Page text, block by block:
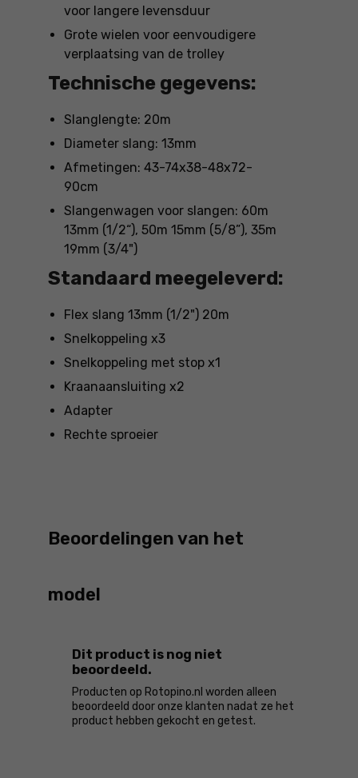
voor langere levensduur
Grote wielen voor eenvoudigere
verplaatsing van de trolley
Technische gegevens:
Slanglengte: 20m
Diameter slang: 13mm
Afmetingen: 43-74x38-48x72-
90cm
Slangenwagen voor slangen: 60m
13mm (1/2“), 50m 15mm (5/8”), 35m
19mm (3/4")
Standaard meegeleverd:
Flex slang 13mm (1/2") 20m
Snelkoppeling x3
Snelkoppeling met stop x1
Kraanaansluiting x2
Adapter
Rechte sproeier
Beoordelingen van het
model
Dit product is nog niet
beoordeeld.
Producten op Rotopino.nl worden alleen
beoordeeld door onze klanten nadat ze het
product hebben gekocht en getest.